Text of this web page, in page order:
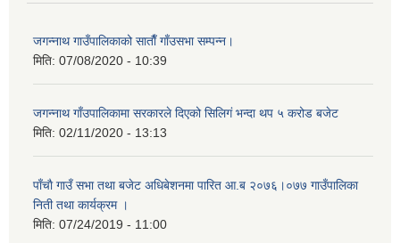
जगन्नाथ गाउँपालिकाको साताैँ गाँउसभा सम्पन्न।
मिति: 07/08/2020 - 10:39
जगन्नाथ गाँउपालिकामा सरकारले दिएको सिलिगं भन्दा थप ५ करोड बजेट
मिति: 02/11/2020 - 13:13
पाँचाै गाउँ सभा तथा बजेट अधिबेशनमा पारित आ.ब २०७६।०७७ गाउँपालिका
निती तथा कार्यक्रम ।
मिति: 07/24/2019 - 11:00